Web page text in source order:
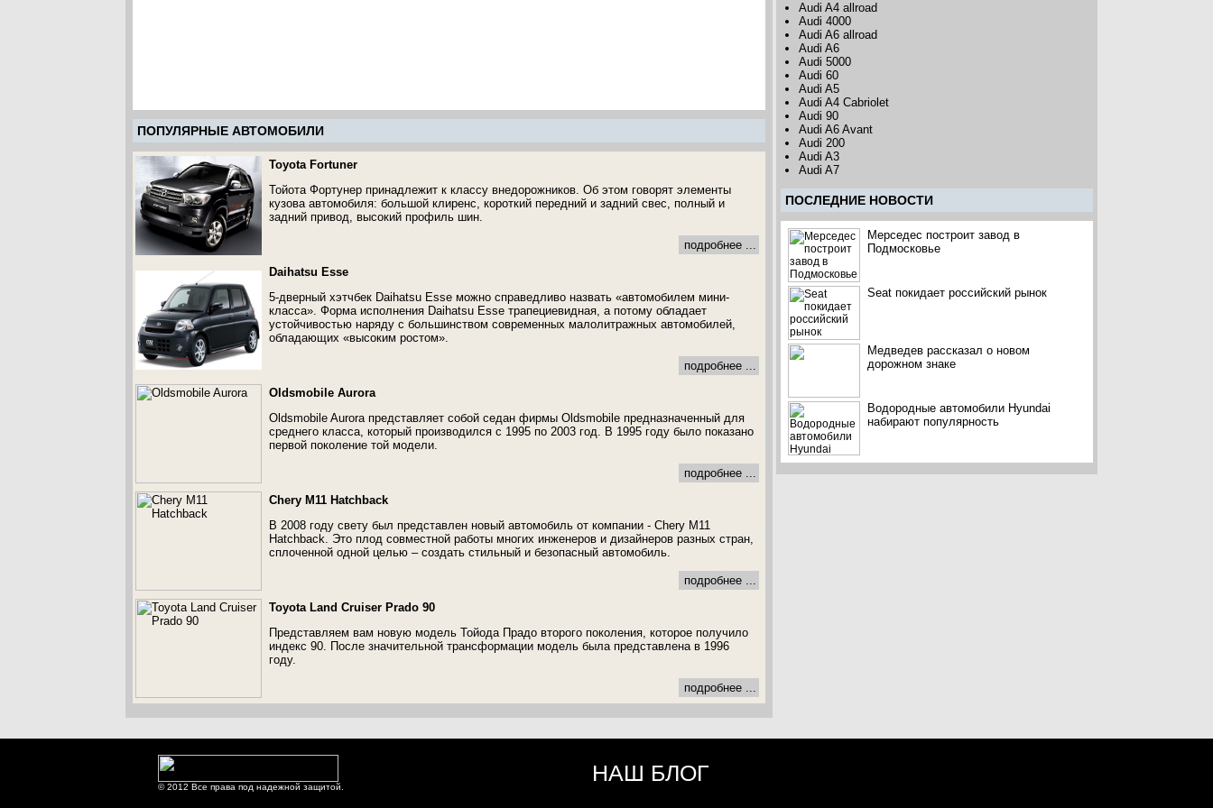
ПОПУЛЯРНЫЕ АВТОМОБИЛИ
Toyota Fortuner
Тойота Фортунер принадлежит к классу внедорожников. Об этом говорят элементы
кузова автомобиля: большой клиренс, короткий передний и задний свес, полный и
задний привод, высокий профиль шин.
подробнее ...
Daihatsu Esse
5-дверный хэтчбек Daihatsu Esse можно справедливо назвать «автомобилем мини-
класса». Форма исполнения Daihatsu Esse трапециевидная, а потому обладает
устойчивостью наряду с большинством современных малолитражных автомобилей,
обладающих «высоким ростом».
подробнее ...
Oldsmobile Aurora
Oldsmobile Aurora представляет собой седан фирмы Oldsmobile предназначенный для
среднего класса, который производился с 1995 по 2003 год. В 1995 году было показано
первой поколение той модели.
подробнее ...
Chery M11 Hatchback
В 2008 году свету был представлен новый автомобиль от компании - Chery M11
Hatchback. Это плод совместной работы многих инженеров и дизайнеров разных стран,
сплоченной одной целью – создать стильный и безопасный автомобиль.
подробнее ...
Toyota Land Cruiser Prado 90
Представляем вам новую модель Тойода Прадо второго поколения, которое получило
индекс 90. После значительной трансформации модель была представлена в 1996
году.
подробнее ...
Audi A4 allroad
Audi 4000
Audi A6 allroad
Audi A6
Audi 5000
Audi 60
Audi A5
Audi A4 Cabriolet
Audi 90
Audi A6 Avant
Audi 200
Audi A3
Audi A7
ПОCЛЕДНИЕ НОВОСТИ
Мерседес построит завод в
Подмосковье
Seat покидает российский рынок
Медведев рассказал о новом
дорожном знаке
Водородные автомобили Hyundai
набирают популярность
© 2012 Все права под надежной защитой.
НАШ БЛОГ